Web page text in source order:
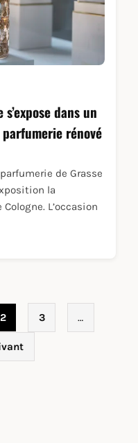
dans un
rénové
de Grasse
la
L’occasion
2 3 …